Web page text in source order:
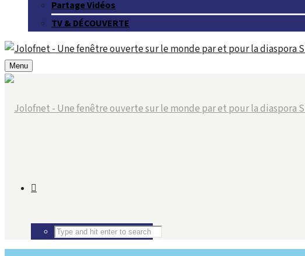
Partage Vidéos
TV & DÉCOUVERTE
Menu